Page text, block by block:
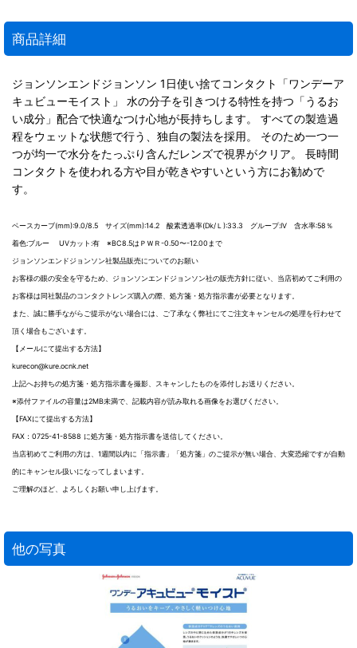
商品詳細
ジョンソンエンドジョンソン 1日使い捨てコンタクト「ワンデーア
キュビューモイスト」 水の分子を引きつける特性を持つ「うるお
い成分」配合で快適なつけ心地が長持ちします。 すべての製造過
程をウェットな状態で行う、独自の製法を採用。 そのため一つ一
つが均一で水分をたっぷり含んだレンズで視界がクリア。 長時間
コンタクトを使われる方や目が乾きやすいという方にお勧めで
す。
ベースカーブ(mm):9.0/8.5 サイズ(mm):14.2 酸素透過率(Dk/Ｌ):33.3 グループ:IV 含水率:58％
着色:ブルー UVカット:有 ※BC8.5はＰＷＲ-0.50〜-12.00まで
ジョンソンエンドジョンソン社製品販売についてのお願い
お客様の眼の安全を守るため、ジョンソンエンドジョンソン社の販売方針に従い、当店初めてご利用の
お客様は同社製品のコンタクトレンズ購入の際、処方箋・処方指示書が必要となります。
また、誠に勝手ながらご提示がない場合には、ご了承なく弊社にてご注文キャンセルの処理を行わせて
頂く場合もございます。
【メールにて提出する方法】
kurecon@kure.ocnk.net
上記へお持ちの処方箋・処方指示書を撮影、スキャンしたものを添付しお送りください。
※添付ファイルの容量は2MB未満で、記載内容が読み取れる画像をお選びください。
【FAXにて提出する方法】
FAX：0725-41-8588 に処方箋・処方指示書を送信してください。
当店初めてご利用の方は、1週間以内に「指示書」「処方箋」のご提示が無い場合、大変恐縮ですが自動
的にキャンセル扱いになってしまいます。
ご理解のほど、よろしくお願い申し上げます。
他の写真